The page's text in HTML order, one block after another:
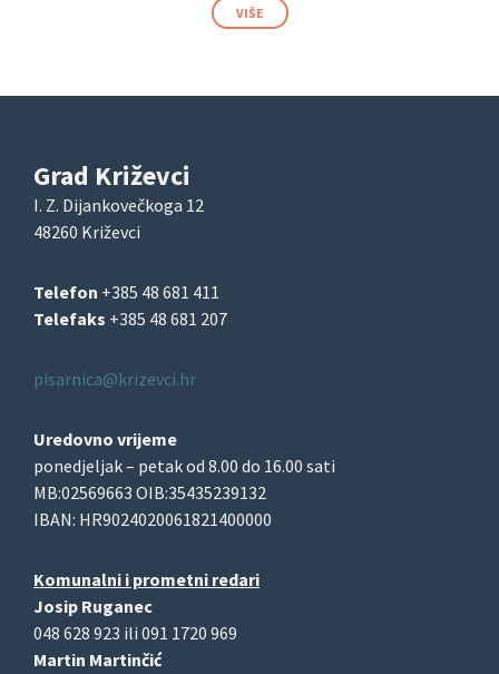
VIŠE
Grad Križevci
I. Z. Dijankovečkoga 12
48260 Križevci
Telefon +385 48 681 411
Telefaks +385 48 681 207
pisarnica@krizevci.hr
Uredovno vrijeme
ponedjeljak – petak od 8.00 do 16.00 sati
MB:02569663 OIB:35435239132
IBAN: HR9024020061821400000
Komunalni i prometni redari
Josip Ruganec
048 628 923 ili 091 1720 969
Martin Martinčić